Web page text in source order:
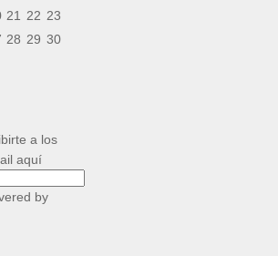
21 22 23
28 29 30
a los
aquí
by